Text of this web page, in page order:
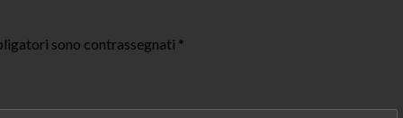
sono contrassegnati *